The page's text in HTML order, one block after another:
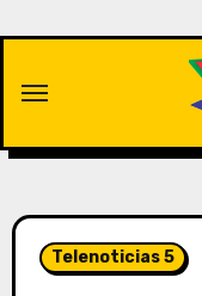
contenido
Telenoticias 5